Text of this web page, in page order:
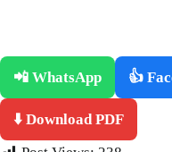
📲 WhatsApp 👍
⬇️ Download PDF